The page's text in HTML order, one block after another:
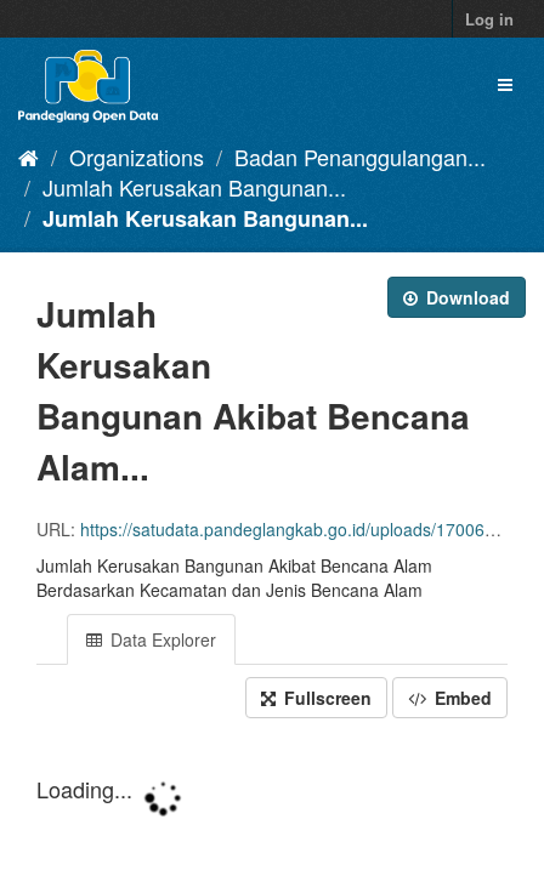
to
content
Log in
Organizations
Badan Penanggulangan...
Jumlah Kerusakan Bangunan...
Jumlah Kerusakan Bangunan...
Download
Jumlah
Kerusakan
Bangunan Akibat Bencana
Alam...
URL: https://satudata.pandeglangkab.go.id/uploads/1700625600.csv
Jumlah Kerusakan Bangunan Akibat Bencana Alam
Berdasarkan Kecamatan dan Jenis Bencana Alam
Data Explorer
Fullscreen Embed